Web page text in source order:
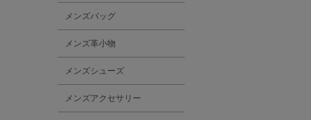
AKIKO OGAWA.
メンズバッグ
メンズ革小物
メンズシューズ
メンズアクセサリー